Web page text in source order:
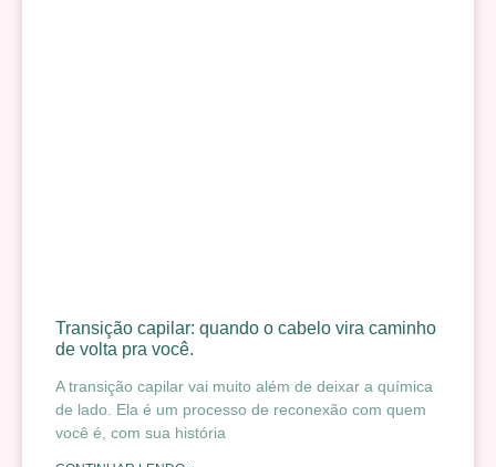
Transição capilar: quando o cabelo vira caminho
de volta pra você.
A transição capilar vai muito além de deixar a química
de lado. Ela é um processo de reconexão com quem
você é, com sua história